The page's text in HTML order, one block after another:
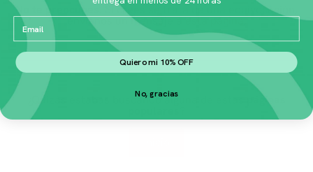
No te preocupes. Si crees se trata de una equivocación,
envíanos un mensaje aesta página.
¿Quizás estabas buscando alguna de estas páginas
Email
Quiero mi 10% OFF
No, gracias